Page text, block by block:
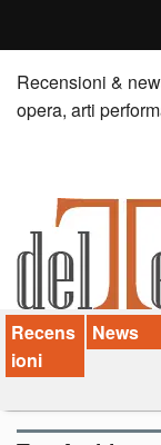
Home
Recensioni
News
Palazzi consiglia
Video
Chi siamo
Contatti
Recensioni &
opera, arti
Recens
ioni
News